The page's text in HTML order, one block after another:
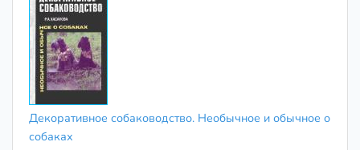
Декоративное собаководство. Необычное и обычное о
собаках